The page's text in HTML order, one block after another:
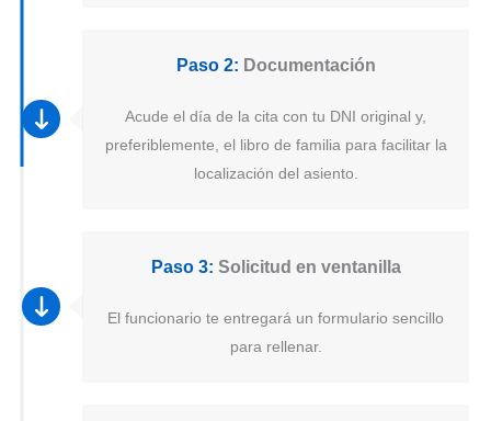
Paso 2: Documentación
Acude el día de la cita con tu DNI original y,
preferiblemente, el libro de familia para facilitar la
localización del asiento.
Paso 3: Solicitud en ventanilla
El funcionario te entregará un formulario sencillo
para rellenar.